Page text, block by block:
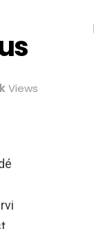
Views